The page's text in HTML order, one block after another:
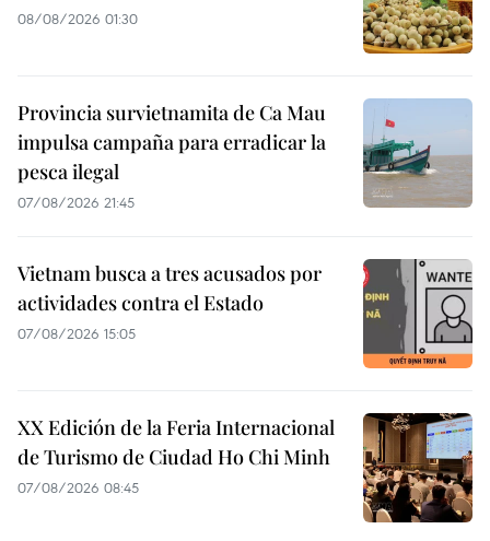
08/08/2026 01:30
Provincia survietnamita de Ca Mau
impulsa campaña para erradicar la
pesca ilegal
07/08/2026 21:45
Vietnam busca a tres acusados por
actividades contra el Estado
07/08/2026 15:05
XX Edición de la Feria Internacional
de Turismo de Ciudad Ho Chi Minh
07/08/2026 08:45